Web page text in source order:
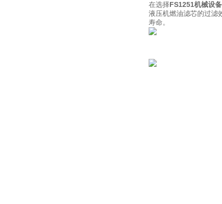
在选择FS1251机械设
液压机燃油滤芯的过滤
寿命。